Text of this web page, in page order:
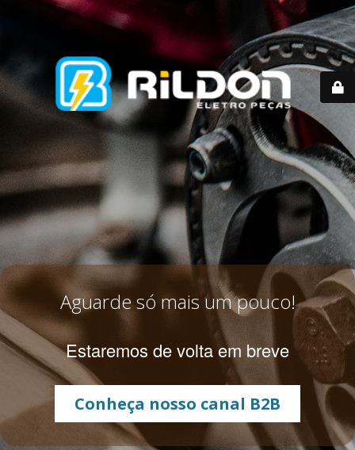
Aguarde só mais um pouco!
Estaremos de volta em breve
Conheça nosso canal B2B